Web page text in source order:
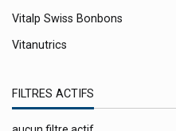
Vitalp Swiss Bonbons
Vitanutrics
Vlsufarma International
Voltanatura Gel Gsk
FILTRES ACTIFS